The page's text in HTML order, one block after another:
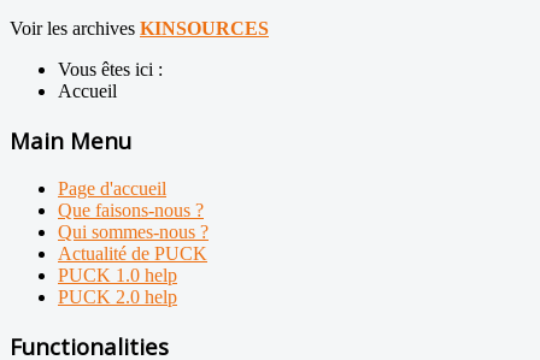
Voir les archives KINSOURCES
Vous êtes ici :
Accueil
Main Menu
Page d'accueil
Que faisons-nous ?
Qui sommes-nous ?
Actualité de PUCK
PUCK 1.0 help
PUCK 2.0 help
Functionalities